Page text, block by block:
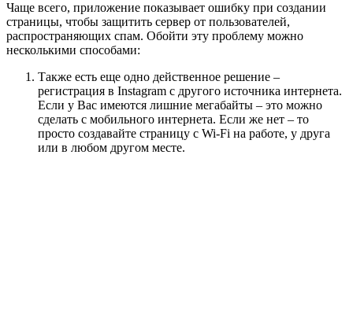
Чаще всего, приложение показывает ошибку при создании
страницы, чтобы защитить сервер от пользователей,
распространяющих спам. Обойти эту проблему можно
несколькими способами:
Также есть еще одно действенное решение –
регистрация в Instagram с другого источника интернета.
Если у Вас имеются лишние мегабайты – это можно
сделать с мобильного интернета. Если же нет – то
просто создавайте страницу с Wi-Fi на работе, у друга
или в любом другом месте.